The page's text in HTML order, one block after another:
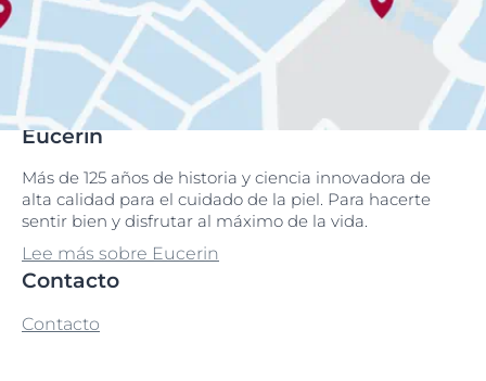
Eucerin
Más de 125 años de historia y ciencia innovadora de
alta calidad para el cuidado de la piel. Para hacerte
sentir bien y disfrutar al máximo de la vida.
Lee más sobre Eucerin
Contacto
Contacto